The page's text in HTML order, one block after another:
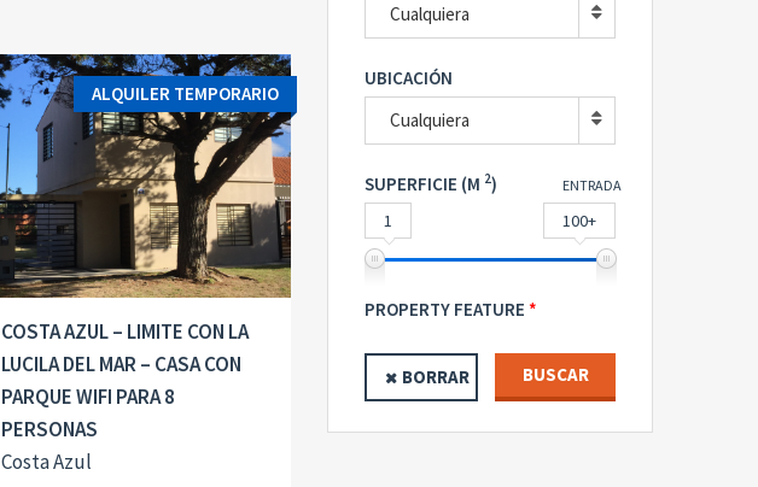
ALQUILER TEMPORARIO
COSTA AZUL – LIMITE CON LA
LUCILA DEL MAR – CASA CON
PARQUE WIFI PARA 8
PERSONAS
Costa Azul
Cualquiera
UBICACIÓN
Cualquiera
SUPERFICIE (M 2) ENTRADA
1 100+
PROPERTY FEATURE
BORRAR BUSCAR